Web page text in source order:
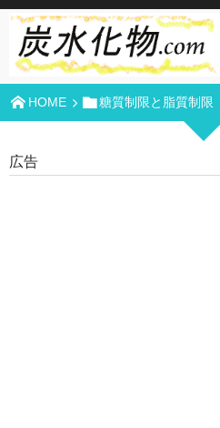
HOME 糖質制限と脂質制限
広告